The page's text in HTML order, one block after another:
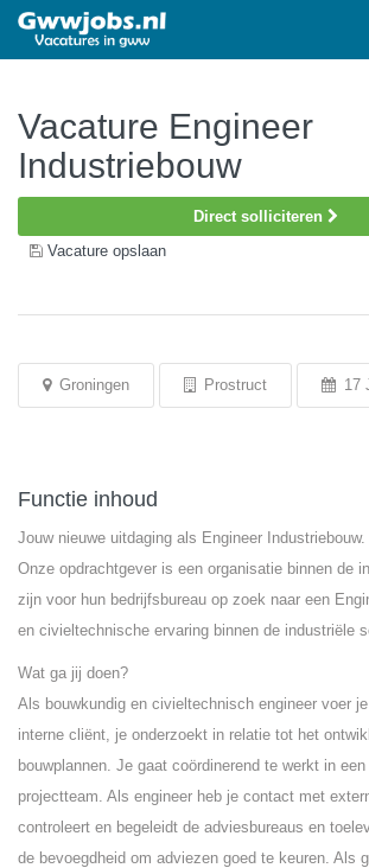
Vacature Engineer
Industriebouw
Direct solliciteren
Vacature opslaan
Groningen Prostruct 17
Functie inhoud
Jouw nieuwe uitdaging als Engineer Industriebouw.
Onze opdrachtgever is een organisatie binnen de
zijn voor hun bedrijfsbureau op zoek naar een
en civieltechnische ervaring binnen de industriële
Wat ga jij doen?
Als bouwkundig en civieltechnisch engineer voer
interne cliënt, je onderzoekt in relatie tot het
bouwplannen. Je gaat coördinerend te werkt in
projectteam. Als engineer heb je contact met
controleert en begeleidt de adviesbureaus en
de bevoegdheid om adviezen goed te keuren. Als